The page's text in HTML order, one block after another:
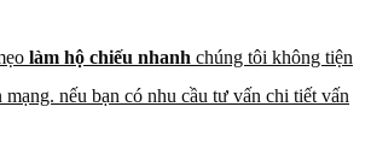
làm hộ chiếu nhanh chúng tôi không tiện
nếu bạn có nhu cầu tư vấn chi tiết vấn